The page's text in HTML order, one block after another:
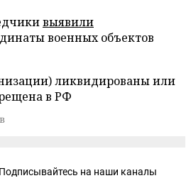
выявили
военных объектов
ликвидированы или
в РФ
Подписывайтесь на наши каналы